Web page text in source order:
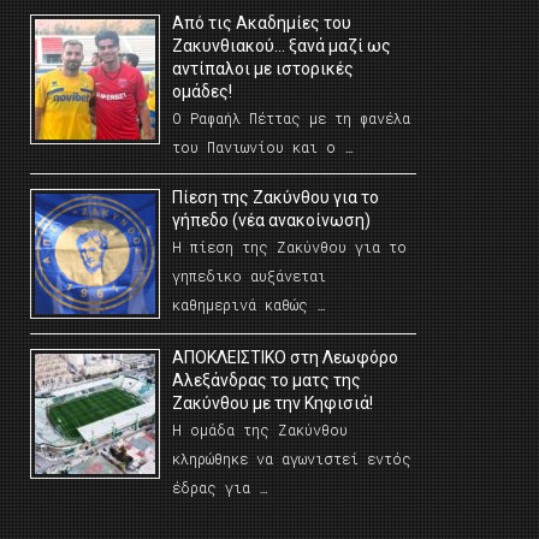
Από τις Ακαδημίες του
Ζακυνθιακού… ξανά μαζί ως
αντίπαλοι με ιστορικές
ομάδες!
Ο Ραφαήλ Πέττας με τη φανέλα
του Πανιωνίου και ο …
Πίεση της Ζακύνθου για το
γήπεδο (νέα ανακοίνωση)
Η πίεση της Ζακύνθου για το
γηπεδικο αυξάνεται
καθημερινά καθώς …
AΠΟΚΛΕΙΣΤΙΚΟ στη Λεωφόρο
Αλεξάνδρας το ματς της
Ζακύνθου με την Κηφισιά!
Η ομάδα της Ζακύνθου
κληρώθηκε να αγωνιστεί εντός
έδρας για …